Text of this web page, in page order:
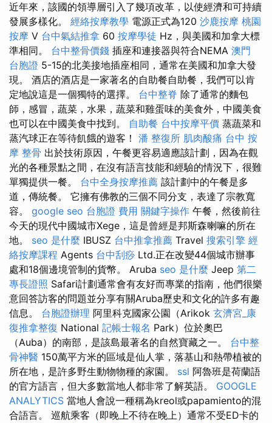
近年來，該國的領導層引入了幾項改革，以使經濟和可持續
發展多樣化。 經絡按摩教學 電源正式為120 沙鹿按摩 桃園
按摩 V 台中氣結推拿 60 按摩學徒 Hz，與美國和加拿大標
準相同。 台中整骨價錢 插座和連接器與符合NEMA 澳門
台胞證 5-15的北美接地插座相同，通常在美國和加拿大發
現。 酒店的酒店是一家著名的自助餐自助餐，我們可以肯
定地說這是一個獨特的選擇。 台中整脊 除了通常的麵包
師，感冒，蔬菜，水果，蔬菜和雞蛋味的美食外，中國美食
也可以在中國美食中找到。 自助餐 台中按摩平價 蒸蔬菜和
蒸汽球正在等待飢餓的遊客！ 潘 整復所 肌肉酸痛 台中 按
摩 整骨 出於技術原因，午餐更容易適應該計劃，因為在觀
光的各種景點之間，在沒有語言技能和經驗的情況下，很難
單獨提供一餐。 台中全身按摩推薦 該計劃中的午餐是多
道，傳統餐。 它擁有佛教的三個不同分支，表達了宗教寬
容。 google seo 台胞證 費用 關鍵字操作 午餐，然後前往
今天的現代中國城市Xege，這是曾經是邦斯森喇嘛的所在
地。 seo 是什麼 IBUSZ 台中推拿推薦 Travel 搜索引擎 經
絡按摩課程 Agents 台中刮痧 Ltd.正在改變44個城市辦事
處和18個邊境管制的貨幣。 Aruba seo 是什麼 Jeep 第二
專長證照 Safari計劃通常會有友好而專業的指南，他們很樂
意回答訪客的問題並分享有關Aruba歷史和文化的許多有趣
信息。 台胞證辦理 阿里科克國家公園（Arikok 玄濟宮_康
復推拿整復 National 記帳士報名 Park）位於奧巴
（Auba）的南部，是該島最著名的自然寶藏之一。 台中整
骨神醫 150萬平方米的區域是仙人掌，落基山和熱帶植被的
所在地，是許多野生動物物種的家園。 ssl 阿魯班是荷蘭語
的官方語言，但大多數當地人都非常了解英語。 GOOGLE
ANALYTICS 當地人會說一種稱為kreol或papamiento的混
合語言。 巡航乘客（即晚上不待在晚上）通常不受ED卡的